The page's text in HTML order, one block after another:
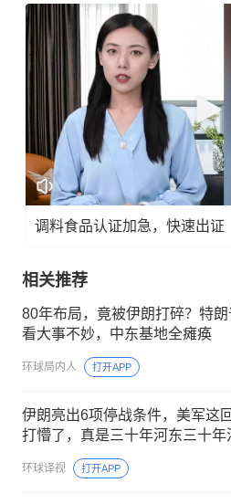
调料食品认证加急，快速出证
相关推荐
80年布局，竟被伊朗打碎？特
看大事不妙，中东基地全瘫痪
环球局内人 打开APP
伊朗亮出6项停战条件，美军这
打懵了，真是三十年河东三十年
环球译视 打开APP